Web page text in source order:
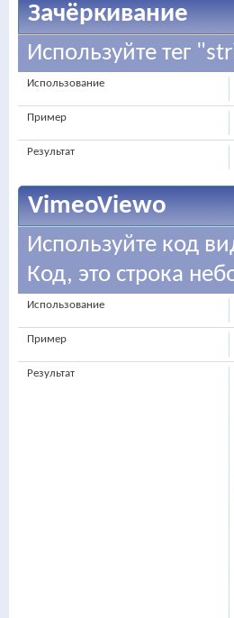
Зачёркивание
Используйте тег
Использование
Пример
Результат
VimeoViewo
Используйте код
Код, это строка
Использование
Пример
Результат